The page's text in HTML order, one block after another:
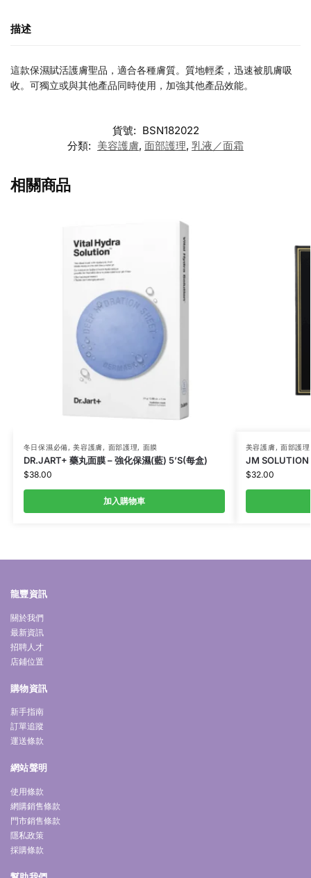
描述
這款保濕賦活護膚聖品，適合各種膚質。質地輕柔，迅速被肌膚吸
收。可獨立或與其他產品同時使用，加強其他產品效能。
貨號: BSN182022
分類: 美容護膚, 面部護理, 乳液／面霜
相關商品
冬日保濕必備,美容護膚, 面部護理, 面膜
DR.JART+ 藥丸面膜 – 強化保濕(藍) 5’S(每盒)
$38.00
加入購物車
美容護膚, 面部護理
JM SOLUTION
$32.00
龍豐資訊
關於我們
最新資訊
招聘人才
店鋪位置
購物資訊
新手指南
訂單追蹤
運送條款
網站聲明
使用條款
網購銷售條款
門市銷售條款
隱私政策
採購條款